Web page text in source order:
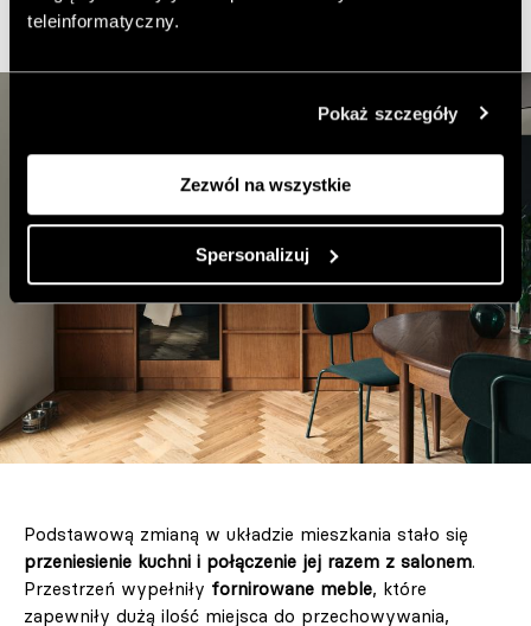
teleinformatyczny.
Pokaż szczegóły
Zezwól na wszystkie
Spersonalizuj
Podstawową zmianą w układzie mieszkania stało się
przeniesienie kuchni i połączenie jej razem z salonem.
Przestrzeń wypełniły fornirowane meble, które
zapewniły dużą ilość miejsca do przechowywania,